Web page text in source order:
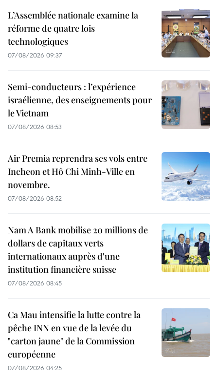
L’Assemblée nationale examine la
réforme de quatre lois
technologiques
07/08/2026 09:37
Semi-conducteurs : l’expérience
israélienne, des enseignements pour
le Vietnam
07/08/2026 08:53
Air Premia reprendra ses vols entre
Incheon et Hô Chi Minh-Ville en
novembre.
07/08/2026 08:52
Nam A Bank mobilise 20 millions de
dollars de capitaux verts
internationaux auprès d'une
institution financière suisse
07/08/2026 08:45
Ca Mau intensifie la lutte contre la
pêche INN en vue de la levée du
"carton jaune" de la Commission
européenne
07/08/2026 04:25